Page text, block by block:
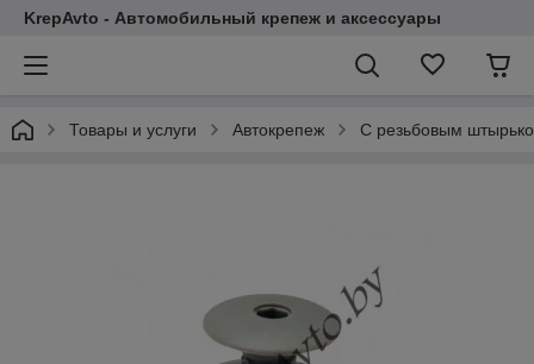
KrepAvto - Автомобильный крепеж и аксессуары
Товары и услуги Автокрепеж С резьбовым